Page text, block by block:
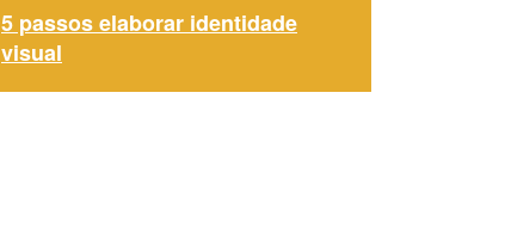
5 passos elaborar identidade
visual